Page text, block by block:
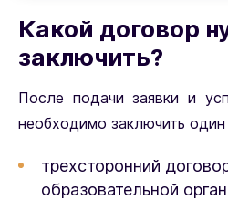
Какой договор
заключить?
После подачи заявки и
необходимо заключить
трехсторонний
образовательной